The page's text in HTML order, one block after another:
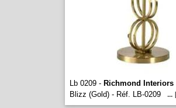
Lb 0209 - Richmond Interiors
Blizz (Gold) - Réf. LB-0209
...